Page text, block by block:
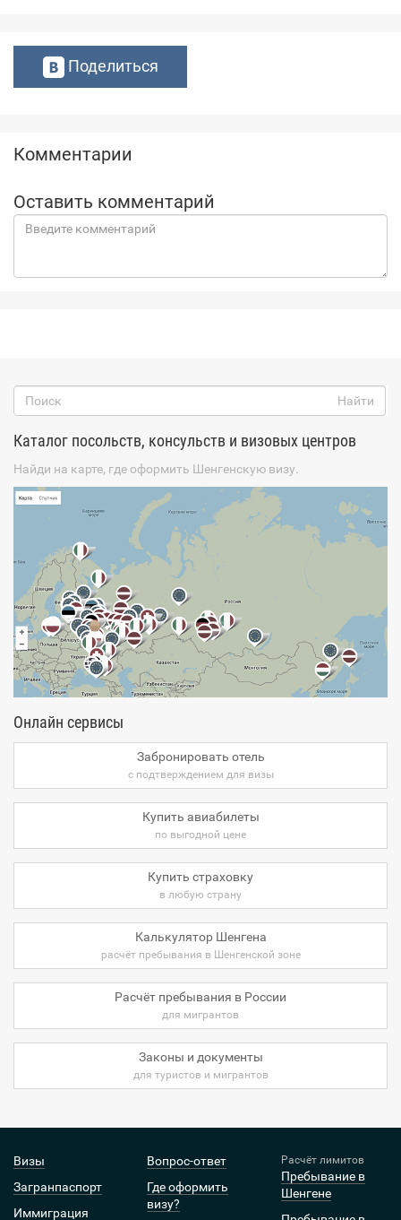
Поделиться
Комментарии
Оставить комментарий
Каталог посольств, консульств и визовых центров
Найди на карте, где оформить Шенгенскую визу.
Онлайн сервисы
Забронировать отель
с подтверждением для визы
Купить авиабилеты
по выгодной цене
Купить страховку
в любую страну
Калькулятор Шенгена
расчёт пребывания в Шенгенской зоне
Расчёт пребывания в России
для мигрантов
Законы и документы
для туристов и мигрантов
Визы
Загранпаспорт
Иммиграция
Вопрос-ответ
Где оформить
визу?
Расчёт лимитов
Пребывание в
Шенгене